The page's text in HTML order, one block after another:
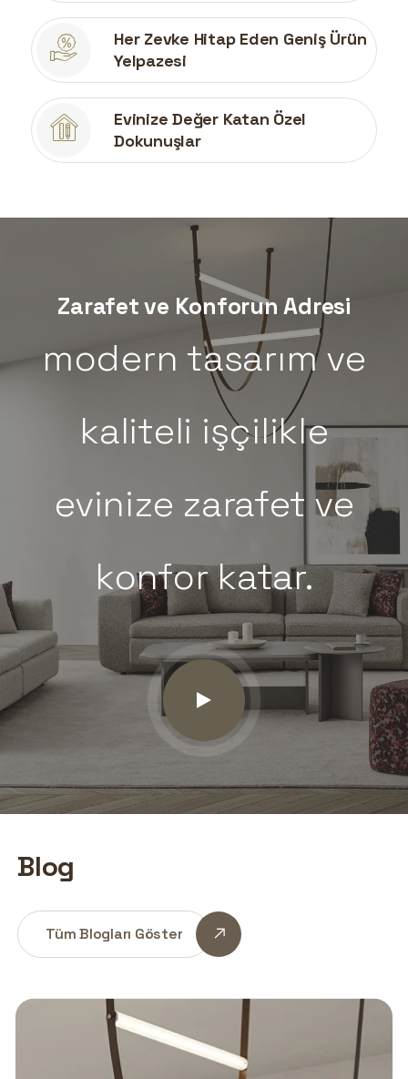
Her Zevke Hitap Eden Geniş Ürün
Yelpazesi
Evinize Değer Katan Özel
Dokunuşlar
Zarafet ve Konforun Adresi
Hevin Mobilya
Blog
Tüm Blogları Göster